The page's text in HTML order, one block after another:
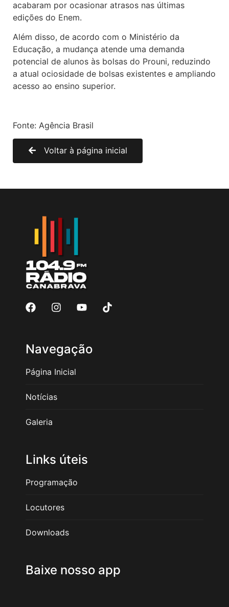
acabaram por ocasionar atrasos nas últimas
edições do Enem.
Além disso, de acordo com o Ministério da
Educação, a mudança atende uma demanda
potencial de alunos às bolsas do Prouni, reduzindo
a atual ociosidade de bolsas existentes e ampliando
acesso ao ensino superior.
Fonte: Agência Brasil
Voltar à página inicial
Navegação
Página Inicial
Notícias
Galeria
Links úteis
Programação
Locutores
Downloads
Baixe nosso app